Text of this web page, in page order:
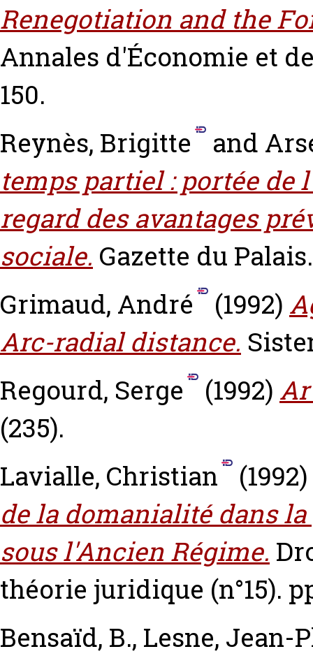
Renegotiation and the
Annales d'Économie et
150.
Reynès, Brigitte
and
temps partiel : portée de
regard des avantages
sociale. Gazette du Palais.
Grimaud, André
(1992)
Arc-radial distance.
Regourd, Serge
(1992)
(235).
Lavialle, Christian
(1992)
de la domanialité dans
sous l'Ancien Régime.
théorie juridique (n°15).
Bensaïd, B., Lesne, Jean-